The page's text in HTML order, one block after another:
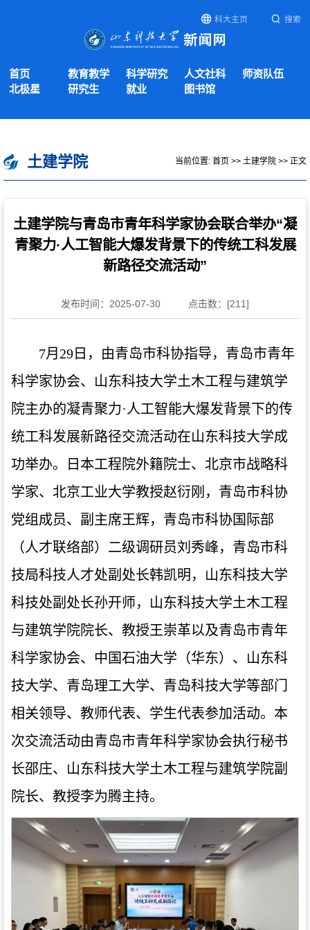
科大主页 搜索
首页 教育教学 科学研究 人文社科
师资队伍
北极星
研究生 就业 图书馆
土建学院 当前位置: 首页 >> 土建学院 >> 正文
土建学院与青岛市青年科学家协会联合举办“凝
青聚力·人工智能大爆发背景下的传统工科发展
新路径交流活动”
发布时间：2025-07-30 点击数：[211]
7月29日，由青岛市科协指导，青岛市青年
科学家协会、山东科技大学土木工程与建筑学
院主办的凝青聚力·人工智能大爆发背景下的传
统工科发展新路径交流活动在山东科技大学成
功举办。日本工程院外籍院士、北京市战略科
学家、北京工业大学教授赵衍刚，青岛市科协
党组成员、副主席王辉，青岛市科协国际部
（人才联络部）二级调研员刘秀峰，青岛市科
技局科技人才处副处长韩凯明，山东科技大学
科技处副处长孙开师，山东科技大学土木工程
与建筑学院院长、教授王崇革以及青岛市青年
科学家协会、中国石油大学（华东）、山东科
技大学、青岛理工大学、青岛科技大学等部门
相关领导、教师代表、学生代表参加活动。本
次交流活动由青岛市青年科学家协会执行秘书
长邵庄、山东科技大学土木工程与建筑学院副
院长、教授李为腾主持。